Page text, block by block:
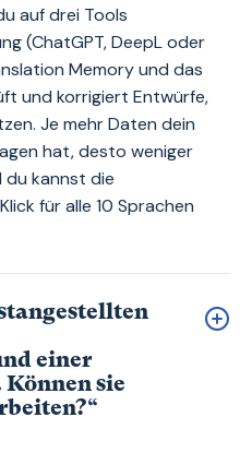
auf drei Tools
(ChatGPT, DeepL oder
Memory und das
und korrigiert Entwürfe,
Je mehr Daten dein
hat, desto weniger
du kannst die
für alle 10 Sprachen
einer
sie